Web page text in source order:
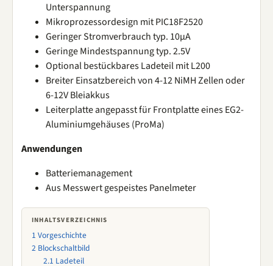
Unterspannung
Mikroprozessordesign mit PIC18F2520
Geringer Stromverbrauch typ. 10µA
Geringe Mindestspannung typ. 2.5V
Optional bestückbares Ladeteil mit L200
Breiter Einsatzbereich von 4-12 NiMH Zellen oder
6-12V Bleiakkus
Leiterplatte angepasst für Frontplatte eines EG2-
Aluminiumgehäuses (ProMa)
Anwendungen
Batteriemanagement
Aus Messwert gespeistes Panelmeter
INHALTSVERZEICHNIS
1 Vorgeschichte
2 Blockschaltbild
2.1 Ladeteil